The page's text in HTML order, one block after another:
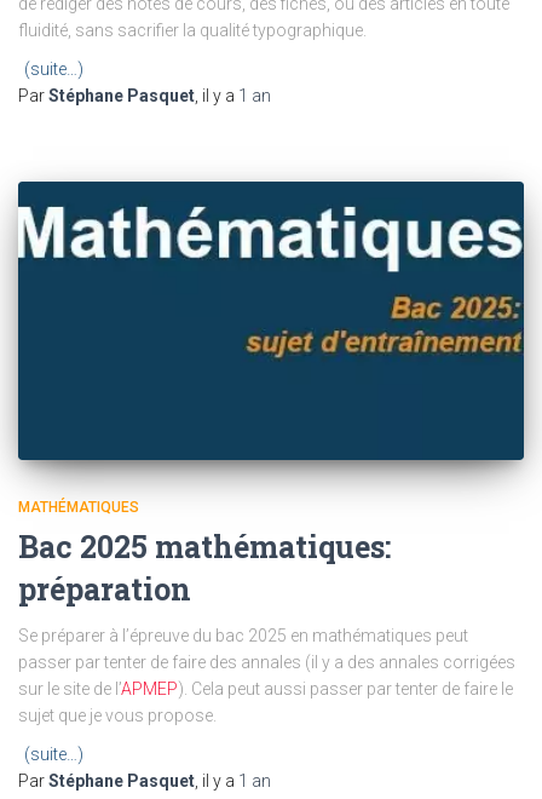
fluidité, sans sacrifier la qualité typographique.
(suite…)
ParStéphane Pasquet , il y a 1 an
MATHÉMATIQUES
Bac 2025 mathématiques:
préparation
Se préparer à l’épreuve du bac 2025 en mathématiques peut
passer par tenter de faire des annales (il y a des annales corrigées
sur le site de l’APMEP). Cela peut aussi passer par tenter de faire le
sujet que je vous propose.
(suite…)
ParStéphane Pasquet , il y a 1 an